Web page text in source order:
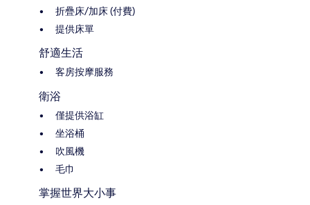
折疊床/加床 (付費)
提供床單
舒適生活
客房按摩服務
衛浴
僅提供浴缸
坐浴桶
吹風機
毛巾
掌握世界大小事